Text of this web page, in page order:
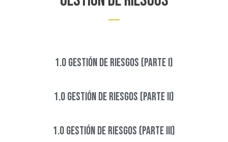
1.0 GESTIÓN DE RIESGOS (PARTE I)
1.0 GESTIÓN DE RIESGOS (PARTE Ii)
1.0 GESTIÓN DE RIESGOS (PARTE III)